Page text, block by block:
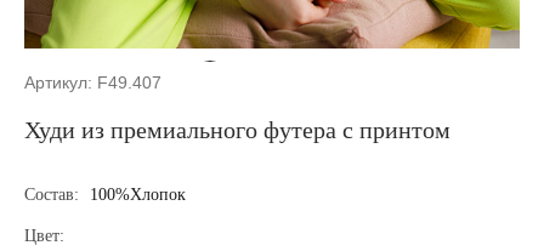
Артикул: F49.407
Худи из премиального футера с принтом
Состав: 100%Хлопок
Цвет: